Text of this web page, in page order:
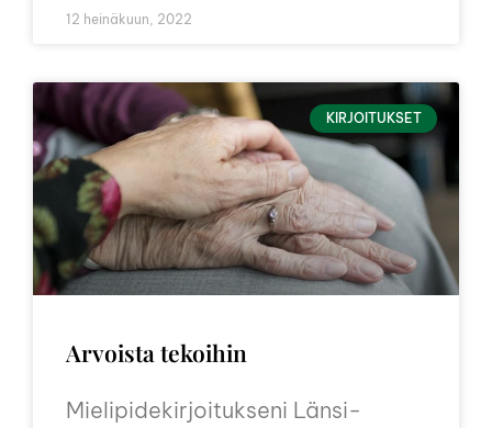
12 heinäkuun, 2022
KIRJOITUKSET
Arvoista tekoihin
Mielipidekirjoitukseni Länsi-